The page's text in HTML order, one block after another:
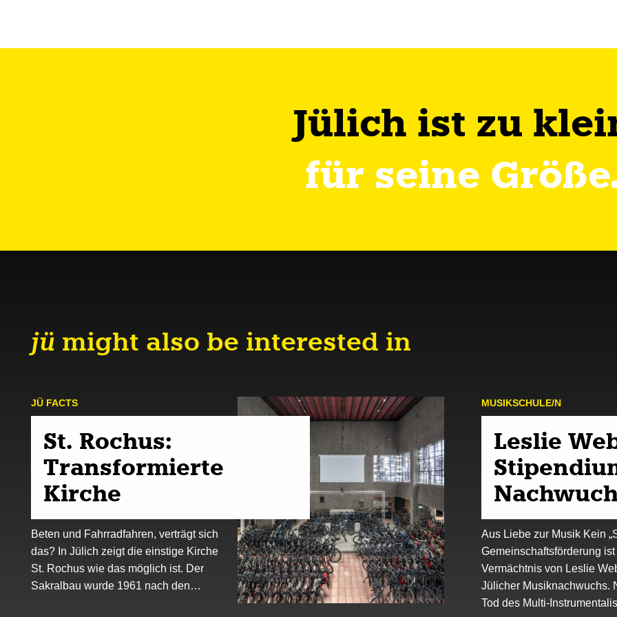
Jülich ist zu
für seine
jü might also be interested in
JÜ FACTS
St. Rochus:
Transformierte
Kirche
Beten und Fahrradfahren, verträgt sich
das? In Jülich zeigt die einstige Kirche
St. Rochus wie das möglich ist. Der
Sakralbau wurde 1961 nach den…
MUSIK­SCHULE/N
Leslie
Aus Liebe zur Musik Kein
Gemeinschaftsförderung
Vermächtnis von Leslie
Jülicher Musiknachwuchs.
Tod des Multi-